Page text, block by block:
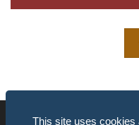
This site uses cookies